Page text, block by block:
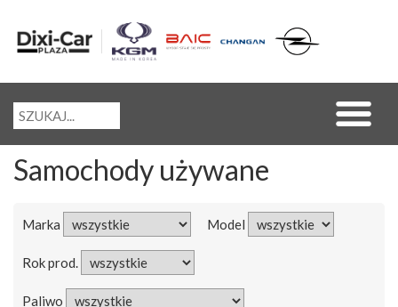
Samochody używane
Marka Model
Rok prod.
Paliwo